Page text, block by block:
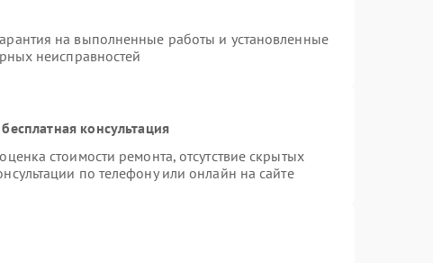
на выполненные работы и установленные
неисправностей
консультация
стоимости ремонта, отсутствие скрытых
по телефону или онлайн на сайте